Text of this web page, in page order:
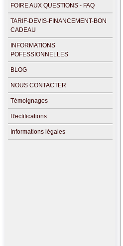
FOIRE AUX QUESTIONS - FAQ
TARIF-DEVIS-FINANCEMENT-BON
CADEAU
INFORMATIONS
POFESSIONNELLES
BLOG
NOUS CONTACTER
Témoignages
Rectifications
Informations légales